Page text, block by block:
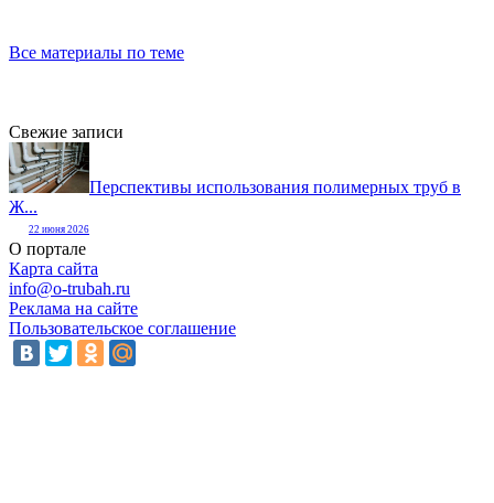
Все материалы по теме
Свежие записи
Перспективы использования полимерных труб в
Ж...
22 июня 2026
О портале
Карта сайта
info@o-trubah.ru
Реклама на сайте
Пользовательское соглашение